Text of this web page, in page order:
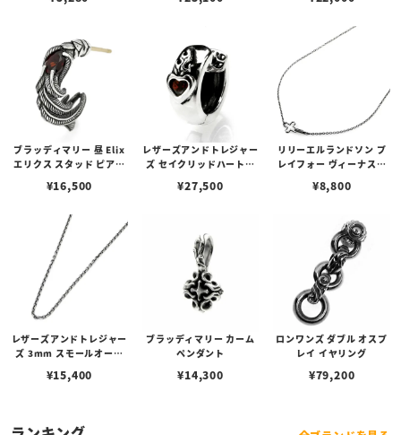
ブラッディマリー 昼 Elix
エリクス スタッド ピアス
¥16,500
レザーズアンドトレジャー
ズ セイクリッドハートピ
¥27,500
リリーエルランドソン プ
レイフォー ヴィーナスチ
¥8,800
レザーズアンドトレジャー
ズ 3mm スモールオーバ
ブスタークラスプ＆LTロ
¥15,400
ブラッディマリー カーム
ペンダント
¥14,300
ロンワンズ ダブル オスプ
レイ イヤリング
¥79,200